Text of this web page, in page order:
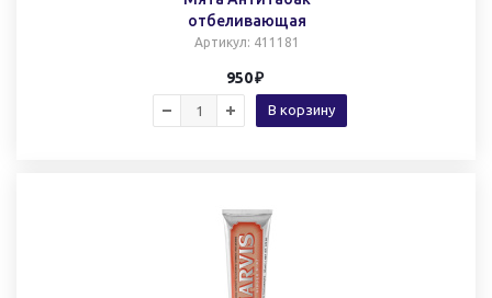
отбеливающая
Артикул: 411181
950
В корзину